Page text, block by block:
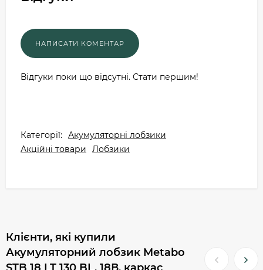
Відгуки поки що відсутні. Стати першим!
Категорії: Акумуляторні лобзики
Акційні товари
Лобзики
Клієнти, які купили
Акумуляторний лобзик Metabo